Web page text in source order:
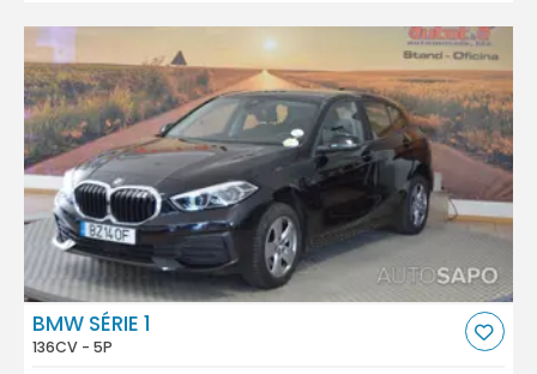
BMW SÉRIE 1
136CV - 5P